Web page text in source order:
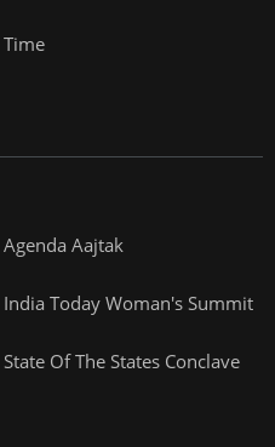
Time
Agenda Aajtak
India Today Woman's Summit
State Of The States Conclave